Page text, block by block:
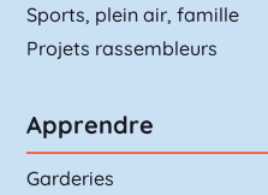
Sports, plein air, famille
Projets rassembleurs
Apprendre
Garderies